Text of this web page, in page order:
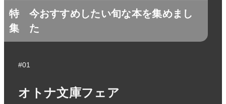
特
集
今おすすめしたい旬な本を集めまし
た
#01
オトナ文庫フェア